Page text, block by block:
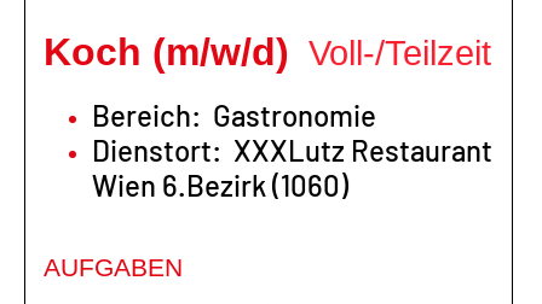
Koch (m/w/d) Voll-/Teilzeit
Bereich: Gastronomie
Dienstort: XXXLutz Restaurant
Wien 6.Bezirk (1060)
AUFGABEN